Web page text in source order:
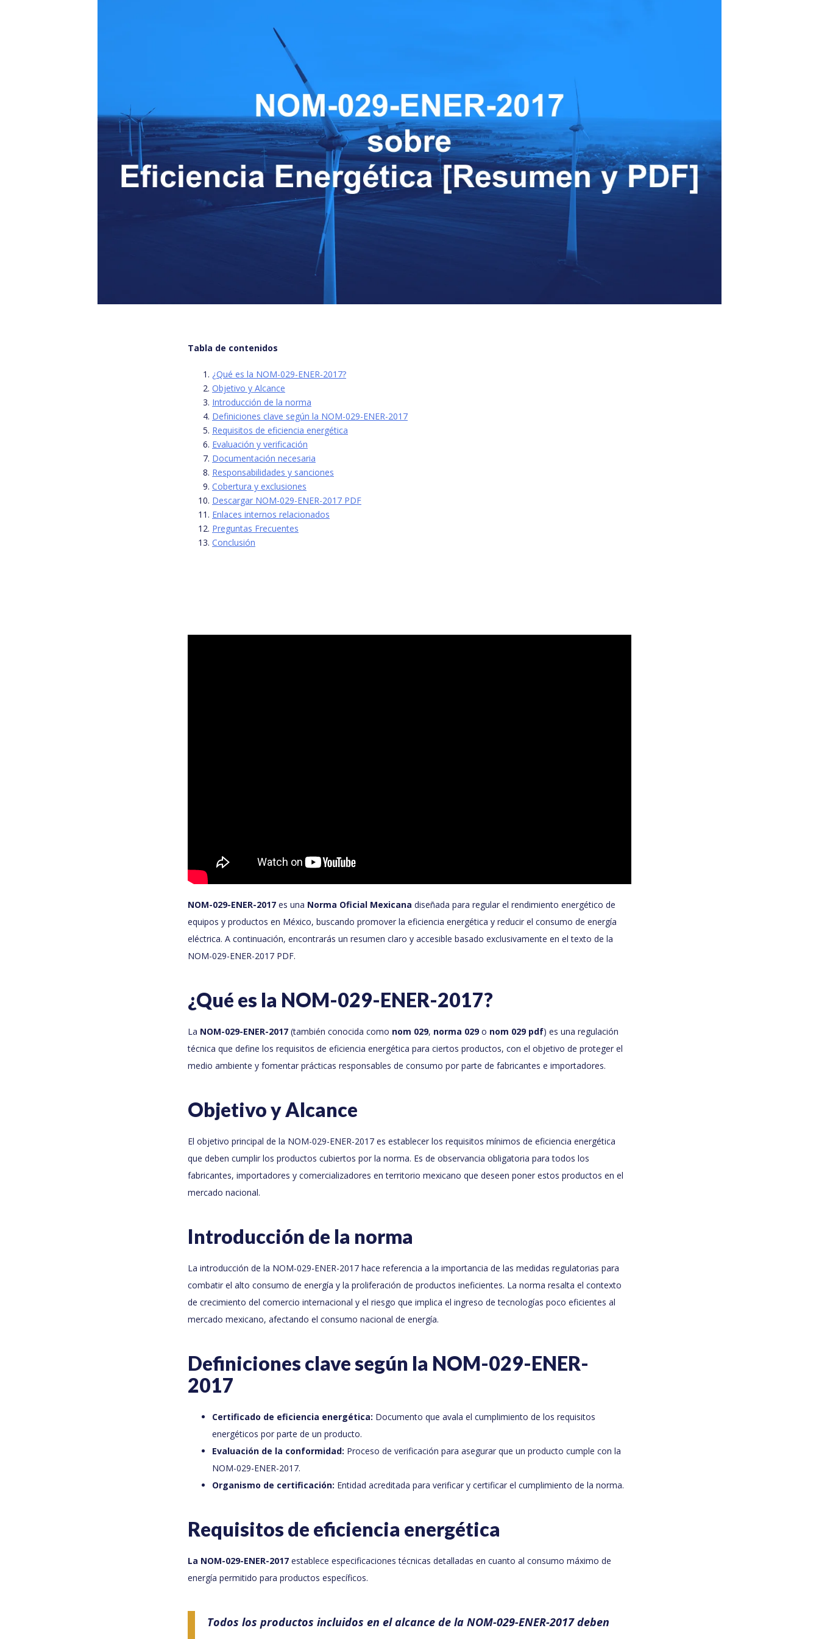
Tabla de contenidos
¿Qué es la NOM-029-ENER-2017?
Objetivo y Alcance
Introducción de la norma
Definiciones clave según la NOM-029-ENER-2017
Requisitos de eficiencia energética
Evaluación y verificación
Documentación necesaria
Responsabilidades y sanciones
Cobertura y exclusiones
Descargar NOM-029-ENER-2017 PDF
Enlaces internos relacionados
Preguntas Frecuentes
Conclusión
NOM-029-ENER-2017 es una Norma Oficial Mexicana diseñada para regular el rendimiento energético de
equipos y productos en México, buscando promover la eficiencia energética y reducir el consumo de energía
eléctrica. A continuación, encontrarás un resumen claro y accesible basado exclusivamente en el texto de la
NOM-029-ENER-2017 PDF.
¿Qué es la NOM-029-ENER-2017?
La NOM-029-ENER-2017 (también conocida como nom 029, norma 029o nom 029 pdf) es una regulación
técnica que define los requisitos de eficiencia energética para ciertos productos, con el objetivo de proteger el
medio ambiente y fomentar prácticas responsables de consumo por parte de fabricantes e importadores.
Objetivo y Alcance
El objetivo principal de la NOM-029-ENER-2017 es establecer los requisitos mínimos de eficiencia energética
que deben cumplir los productos cubiertos por la norma. Es de observancia obligatoria para todos los
fabricantes, importadores y comercializadores en territorio mexicano que deseen poner estos productos en el
mercado nacional.
Introducción de la norma
La introducción de la NOM-029-ENER-2017 hace referencia a la importancia de las medidas regulatorias para
combatir el alto consumo de energía y la proliferación de productos ineficientes. La norma resalta el contexto
de crecimiento del comercio internacional y el riesgo que implica el ingreso de tecnologías poco eficientes al
mercado mexicano, afectando el consumo nacional de energía.
Definiciones clave según la NOM-029-ENER-
2017
Certificado de eficiencia energética: Documento que avala el cumplimiento de los requisitos
energéticos por parte de un producto.
Evaluación de la conformidad: Proceso de verificación para asegurar que un producto cumple con la
NOM-029-ENER-2017.
Organismo de certificación: Entidad acreditada para verificar y certificar el cumplimiento de la norma.
Requisitos de eficiencia energética
La NOM-029-ENER-2017 establece especificaciones técnicas detalladas en cuanto al consumo máximo de
energía permitido para productos específicos.
Todos los productos incluidos en el alcance de la NOM-029-ENER-2017 deben